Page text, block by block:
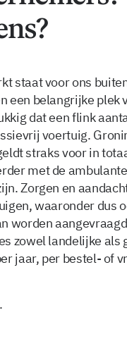
staat voor ons
een belangrijke plek
dat een flink
voertuig.
straks voor in
met de
Zorgen en
waaronder dus
worden
zowel landelijke
jaar, per bestel- of